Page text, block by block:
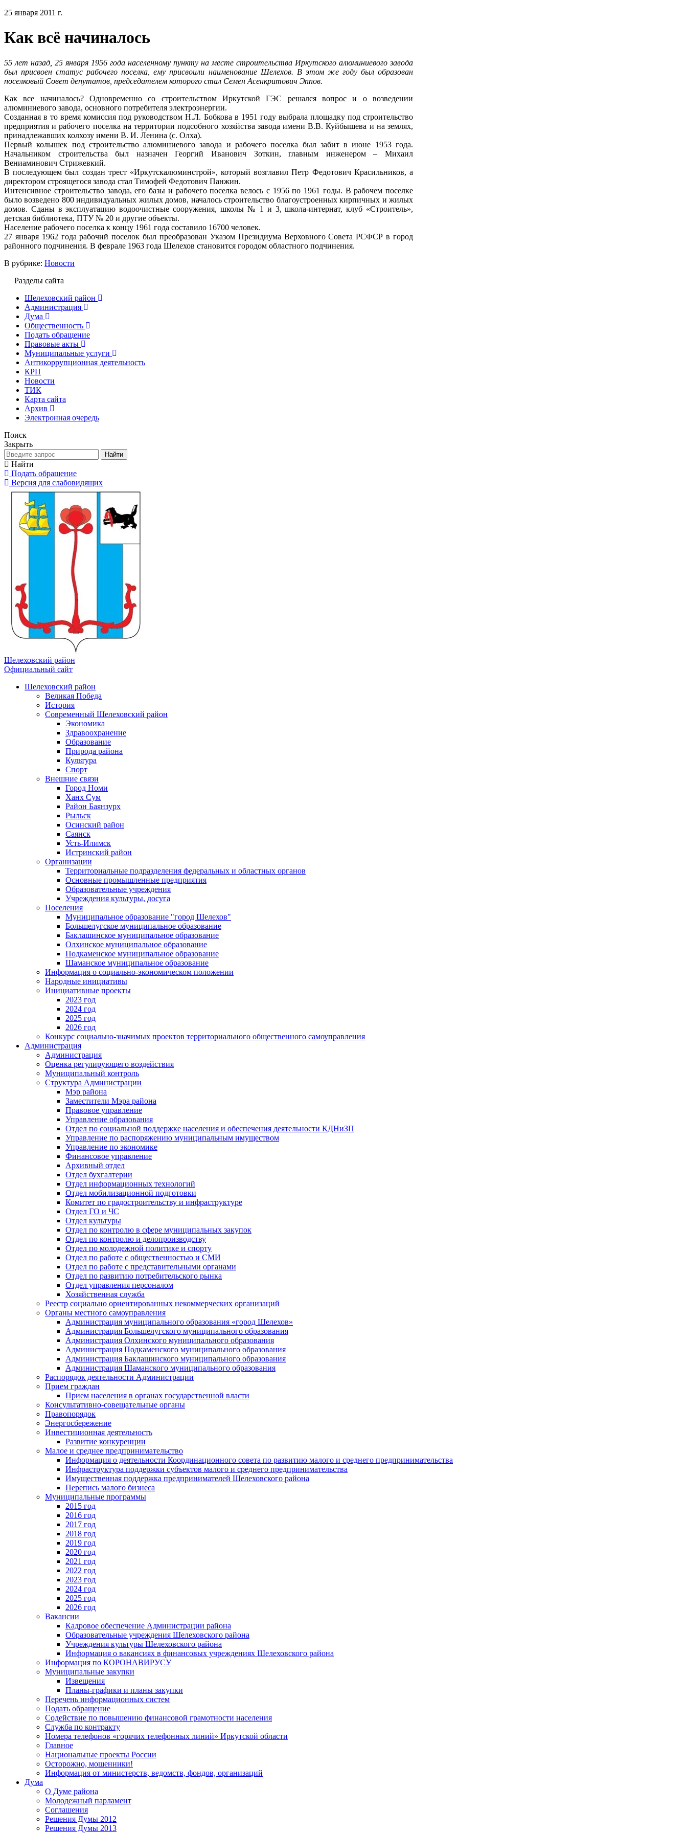
25 января 2011 г.
Как всё начиналось
55 лет назад, 25 января 1956 года населенному пункту на месте строительства Иркутского алюминиевого завода
был присвоен статус рабочего поселка, ему присвоили наименование Шелехов. В этом же году был образован
поселковый Совет депутатов, председателем которого стал Семен Асенкритович Эппов.
Как все начиналось? Одновременно со строительством Иркутской ГЭС решался вопрос и о возведении
алюминиевого завода, основного потребителя электроэнергии.
Созданная в то время комиссия под руководством Н.Л. Бобкова в 1951 году выбрала площадку под строительство
предприятия и рабочего поселка на территории подсобного хозяйства завода имени В.В. Куйбышева и на землях,
принадлежавших колхозу имени В. И. Ленина (с. Олха).
Первый колышек под строительство алюминиевого завода и рабочего поселка был забит в июне 1953 года.
Начальником строительства был назначен Георгий Иванович Зоткин, главным инженером – Михаил
Вениаминович Стрижевкий.
В последующем был создан трест «Иркутскалюминстрой», который возглавил Петр Федотович Красильников, а
директором строящегося завода стал Тимофей Федотович Панжин.
Интенсивное строительство завода, его базы и рабочего поселка велось с 1956 по 1961 годы. В рабочем поселке
было возведено 800 индивидуальных жилых домов, началось строительство благоустроенных кирпичных и жилых
домов. Сданы в эксплуатацию водоочистные сооружения, школы № 1 и 3, школа-интернат, клуб «Строитель»,
детская библиотека, ПТУ № 20 и другие объекты.
Население рабочего поселка к концу 1961 года составило 16700 человек.
27 января 1962 года рабочий поселок был преобразован Указом Президиума Верховного Совета РСФСР в город
районного подчинения. В феврале 1963 года Шелехов становится городом областного подчинения.
В рубрике: Новости
Разделы сайта
Шелеховский район
Администрация
Дума
Общественность
Подать обращение
Правовые акты
Муниципальные услуги
Антикоррупционная деятельность
КРП
Новости
ТИК
Карта сайта
Архив
Электронная очередь
Поиск
Закрыть
Найти
Найти
Подать обращение
Версия для слабовидящих
Шелеховский район
Официальный сайт
Шелеховский район
Великая Победа
История
Современный Шелеховский район
Экономика
Здравоохранение
Образование
Природа района
Культура
Спорт
Внешние связи
Город Номи
Ханх Сум
Район Баянзурх
Рыльск
Осинский район
Саянск
Усть-Илимск
Истринский район
Организации
Территориальные подразделения федеральных и областных органов
Основные промышленные предприятия
Образовательные учреждения
Учреждения культуры, досуга
Поселения
Муниципальное образование "город Шелехов"
Большелугское муниципальное образование
Баклашинское муниципальное образование
Олхинское муниципальное образование
Подкаменское муниципальное образование
Шаманское муниципальное образование
Информация о социально-экономическом положении
Народные инициативы
Инициативные проекты
2023 год
2024 год
2025 год
2026 год
Конкурс социально-значимых проектов территориального общественного самоуправления
Администрация
Администрация
Оценка регулирующего воздействия
Муниципальный контроль
Структура Администрации
Мэр района
Заместители Мэра района
Правовое управление
Управление образования
Отдел по социальной поддержке населения и обеспечения деятельности КДНиЗП
Управление по распоряжению муниципальным имуществом
Управление по экономике
Финансовое управление
Архивный отдел
Отдел бухгалтерии
Отдел информационных технологий
Отдел мобилизационной подготовки
Комитет по градостроительству и инфраструктуре
Отдел ГО и ЧС
Отдел культуры
Отдел по контролю в сфере муниципальных закупок
Отдел по контролю и делопроизводству
Отдел по молодежной политике и спорту
Отдел по работе с общественностью и СМИ
Отдел по работе с представительными органами
Отдел по развитию потребительского рынка
Отдел управления персоналом
Хозяйственная служба
Реестр социально ориентированных некоммерческих организаций
Органы местного самоуправления
Администрация муниципального образования «город Шелехов»
Администрация Большелугского муниципального образования
Администрация Олхинского муниципального образования
Администрация Подкаменского муниципального образования
Администрация Баклашинского муниципального образования
Администрация Шаманского муниципального образования
Распорядок деятельности Администрации
Прием граждан
Прием населения в органах государственной власти
Консультативно-совещательные органы
Правопорядок
Энергосбережение
Инвестиционная деятельность
Развитие конкуренции
Малое и среднее предпринимательство
Информация о деятельности Координационного совета по развитию малого и среднего предпринимательства
Инфраструктура поддержки субъектов малого и среднего предпринимательства
Имущественная поддержка предпринимателей Шелеховского района
Перепись малого бизнеса
Муниципальные программы
2015 год
2016 год
2017 год
2018 год
2019 год
2020 год
2021 год
2022 год
2023 год
2024 год
2025 год
2026 год
Вакансии
Кадровое обеспечение Администрации района
Образовательные учреждения Шелеховского района
Учреждения культуры Шелеховского района
Информация о вакансиях в финансовых учреждениях Шелеховского района
Информация по КОРОНАВИРУСУ
Муниципальные закупки
Извещения
Планы-графики и планы закупки
Перечень информационных систем
Подать обращение
Содействие по повышению финансовой грамотности населения
Служба по контракту
Номера телефонов «горячих телефонных линий» Иркутской области
Главное
Национальные проекты России
Осторожно, мошенники!
Информация от министерств, ведомств, фондов, организаций
Дума
О Думе района
Молодежный парламент
Соглашения
Решения Думы 2012
Решения Думы 2013